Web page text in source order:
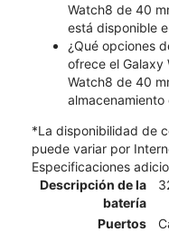
Watch8 de 40
está disponible
¿Qué opciones
ofrece el Galaxy
Watch8 de 40
almacenamiento
*La disponibilidad de
puede variar por
Especificaciones
Descripción de la
batería
Puertos